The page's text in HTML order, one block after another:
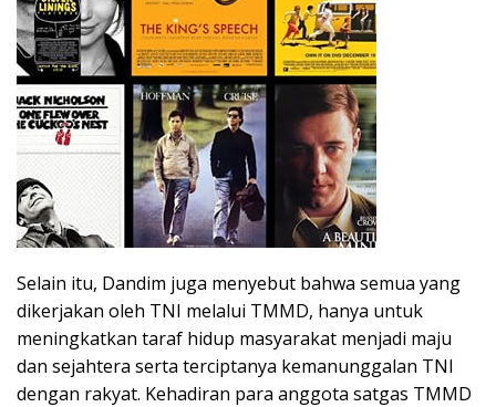
Selain itu, Dandim juga menyebut bahwa semua yang
dikerjakan oleh TNI melalui TMMD, hanya untuk
meningkatkan taraf hidup masyarakat menjadi maju
dan sejahtera serta terciptanya kemanunggalan TNI
dengan rakyat. Kehadiran para anggota satgas TMMD